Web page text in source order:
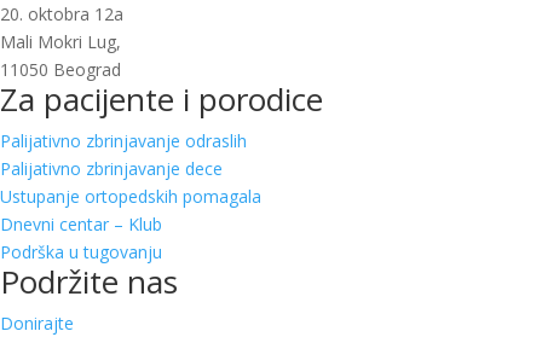
20. oktobra 12a
Mali Mokri Lug,
11050 Beograd
Za pacijente i porodice
Palijativno zbrinjavanje odraslih
Palijativno zbrinjavanje dece
Ustupanje ortopedskih pomagala
Dnevni centar – Klub
Podrška u tugovanju
Podržite nas
Donirajte